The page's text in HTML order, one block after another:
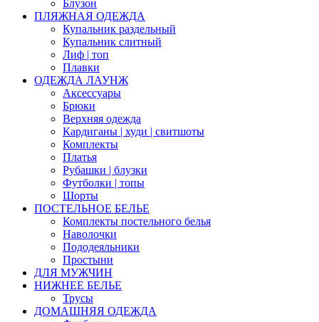
Блузон
ПЛЯЖНАЯ ОДЕЖДА
Купальник раздельный
Купальник слитный
Лиф | топ
Плавки
ОДЕЖДА ЛАУНЖ
Аксессуары
Брюки
Верхняя одежда
Кардиганы | худи | свитшоты
Комплекты
Платья
Рубашки | блузки
Футболки | топы
Шорты
ПОСТЕЛЬНОЕ БЕЛЬЕ
Комплекты постельного белья
Наволочки
Пододеяльники
Простыни
ДЛЯ МУЖЧИН
НИЖНЕЕ БЕЛЬЕ
Трусы
ДОМАШНЯЯ ОДЕЖДА